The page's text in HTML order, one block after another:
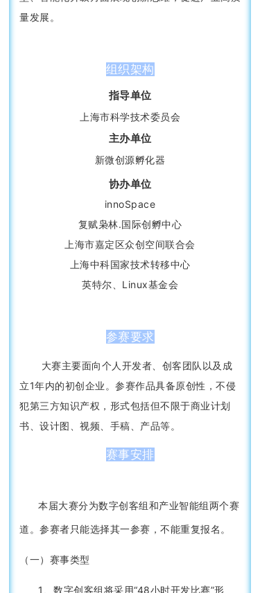
量发展。
组织架构
指导单位
上海市科学技术委员会
主办单位
新微创源孵化器
协办单位
innoSpace
复赋枭林.国际创孵中心
上海市嘉定区众创空间联合会
上海中科国家技术转移中心
英特尔、Linux基金会
参赛要求
大赛主要面向个人开发者、创客团队以及成
立1年内的初创企业。参赛作品具备原创性，不侵
犯第三方知识产权，形式包括但不限于商业计划
书、设计图、视频、手稿、产品等。
赛事安排
本届大赛分为数字创客组和产业智能组两个赛
道。参赛者只能选择其一参赛，不能重复报名。
（一）赛事类型
1、数字创客组将采用“48小时开发比赛”形